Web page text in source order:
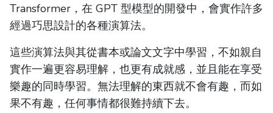
Transformer，在 GPT 型模型的開發中，會實作許多
經過巧思設計的各種演算法。
這些演算法與其從書本或論文文字中學習，不如親自
實作一遍更容易理解，也更有成就感，並且能在享受
樂趣的同時學習。無法理解的東西就不會有趣，而如
果不有趣，任何事情都很難持續下去。